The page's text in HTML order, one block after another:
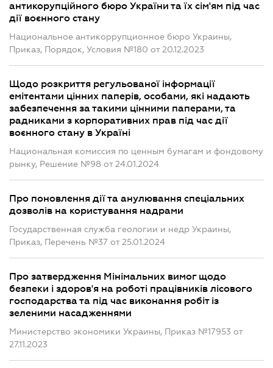
антикорупційного бюро України та їх сім'ям під час
дії воєнного стану
Национальное антикоррупционное бюро Украины,
Приказ, Порядок, Условия №180 от 20.12.2023
Щодо розкриття регульованої інформації
емітентами цінних паперів, особами, які надають
забезпечення за такими цінними паперами, та
радниками з корпоративних прав під час дії
воєнного стану в Україні
Национальная комиссия по ценным бумагам и фондовому
рынку, Решение №98 от 24.01.2024
Про поновлення дії та анулювання спеціальних
дозволів на користування надрами
Государственная служба геологии и недр Украины,
Приказ, Перечень №37 от 25.01.2024
Про затвердження Мінімальних вимог щодо
безпеки і здоров'я на роботі працівників лісового
господарства та під час виконання робіт із
зеленими насадженнями
Министерство экономики Украины, Приказ №17953 от
27.11.2023